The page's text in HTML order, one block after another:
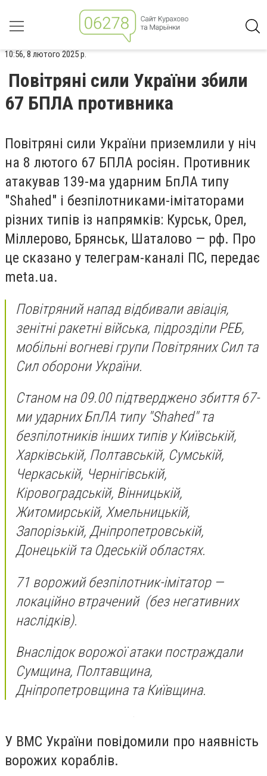
10:56, 8 лютого 2025 р.
Повітряні сили України збили
67 БПЛА противника
Повітряні сили України приземлили у ніч
на 8 лютого 67 БПЛА росіян. Противник
атакував 139-ма ударним БпЛА типу
"Shahed" і безпілотниками-імітаторами
різних типів із напрямків: Курськ, Орел,
Міллерово, Брянськ, Шаталово — рф. Про
це сказано у телеграм-каналі ПС, передає
meta.ua.
Повітряний напад відбивали авіація,
зенітні ракетні війська, підрозділи РЕБ,
мобільні вогневі групи Повітряних Сил та
Сил оборони України.
Станом на 09.00 підтверджено збиття 67-
ми ударних БпЛА типу "Shahed" та
безпілотників інших типів у Київській,
Харківській, Полтавській, Сумській,
Черкаській, Чернігівській,
Кіровоградській, Вінницькій,
Житомирській, Хмельницькій,
Запорізькій, Дніпропетровській,
Донецькій та Одеській областях.
71 ворожий безпілотник-імітатор —
локаційно втрачений (без негативних
наслідків).
Внаслідок ворожої атаки постраждали
Сумщина, Полтавщина,
Дніпропетровщина та Київщина.
У ВМС України повідомили про наявність
ворожих кораблів.